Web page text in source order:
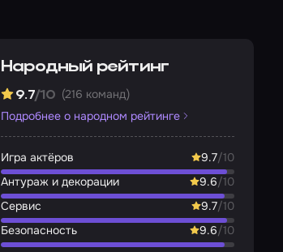
Народный рейтинг
9.7/10 (216 команд)
Подробнее о народном рейтинге
Игра актёров 9.7/10
Антураж и декорации
9.6/10
Сервис
9.7/10
Безопасность
9.6/10